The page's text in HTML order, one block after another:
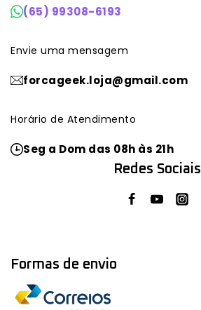
(65) 99308-6193
Envie uma mensagem
forcageek.loja@gmail.com
Horário de Atendimento
Seg a Dom das 08h às 21h
Redes Sociais
Formas de envio